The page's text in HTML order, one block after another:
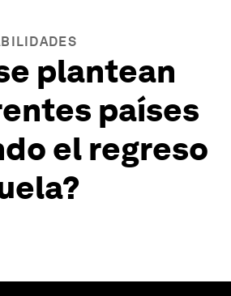
plantean
países
el regreso